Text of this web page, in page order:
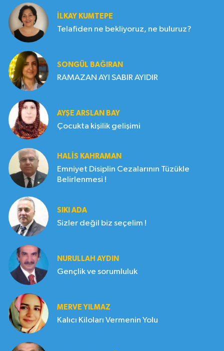
İLKAY KUMTEPE
Telafiden ne bekliyoruz, ne buluruz?
SONGÜL BAĞIRAN
RAMAZAN AYI SABIR AYIDIR
AYŞE ARSLAN BAY
Çocukta kişilik gelişimi
HALIS KAHRAMAN
Emniyet Disiplin Cezalarının Tüzükle
Belirlenmesi !
SIKI ADA
Sizler değil biz seçelim !
NURULLAH AYDIN
Gençlik ve sorumluluk
MERVE YILMAZ
Kalıcı Kiloları Vermenin Yolu